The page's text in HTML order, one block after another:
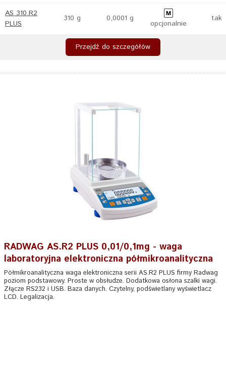
AS 310.R2
PLUS
310 g 0,0001 g
opcjonalnie
tak
Przejdź do szczegółów
RADWAG AS.R2 PLUS 0,01/0,1mg - waga
laboratoryjna elektroniczna półmikroanalityczna
Półmikroanalityczna waga elektroniczna serii AS.R2 PLUS firmy Radwag
poziom podstawowy. Proste w obsłudze. Dodatkowa osłona szalki wagi.
Złącze RS232 i USB. Baza danych. Czytelny, podświetlany wyświetlacz
LCD. Legalizacja.